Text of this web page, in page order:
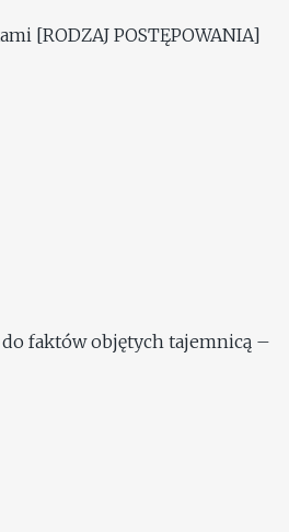
[RODZAJ POSTĘPOWANIA]
faktów objętych tajemnicą –